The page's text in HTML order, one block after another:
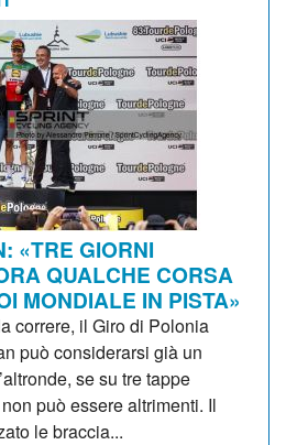
«TRE GIORNI
QUALCHE CORSA
MONDIALE IN PISTA»
correre, il Giro di Polonia
può considerarsi già un
se su tre tappe
può essere altrimenti. Il
le braccia...